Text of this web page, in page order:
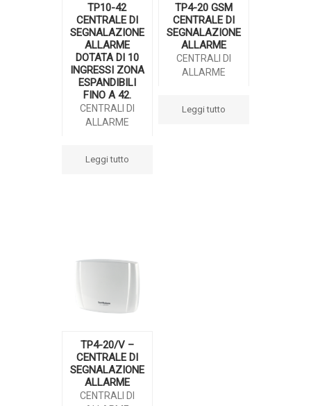
TP10-42
CENTRALE DI
SEGNALAZIONE
ALLARME
DOTATA DI 10
INGRESSI ZONA
ESPANDIBILI
FINO A 42.
CENTRALI DI
ALLARME
Leggi tutto
TP4-20 GSM
CENTRALE DI
SEGNALAZIONE
ALLARME
CENTRALI DI
ALLARME
Leggi tutto
TP4-20/V –
CENTRALE DI
SEGNALAZIONE
ALLARME
CENTRALI DI